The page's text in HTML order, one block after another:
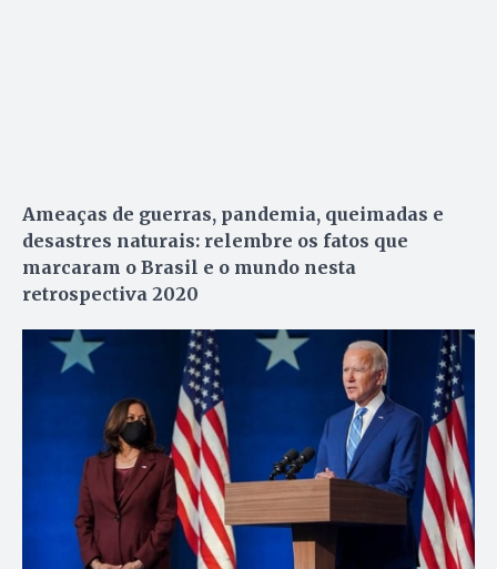
Ameaças de guerras, pandemia, queimadas e
desastres naturais: relembre os fatos que
marcaram o Brasil e o mundo nesta
retrospectiva 2020